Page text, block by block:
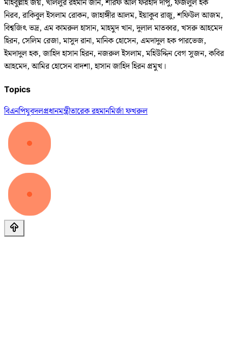
মহিবুল্লাহ জয়, খলিলুর রহমান জনি, শরিফ আল ফরহাদ দীপু, ফজলুল হক
নিরব, রাকিবুল ইসলাম রোকন, জাহাঙ্গীর আলম, ইয়াকুব রাজু, শফিউল আজম,
বিশ্বজিৎ ভদ্র, এম কামরুল হাসান, মাহমুদ খান, দুলাল মাতব্বর, খসরু আহমেদ
হিরন, সেলিম রেজা, মাসুদ রানা, মানিক হোসেন, এমদাদুল হক পারভেজ,
ইমদাদুল হক, জাহিদ হাসান হিরন, নজরুল ইসলাম, মহিউদ্দিন বেগ সুজন, কবির
আহমেদ, আমির হোসেন বাদশা, হাসান জাহিদ হিরন প্রমুখ।
Topics
বিএনপিযুবদলপ্রধানমন্ত্রীতারেক রহমানমির্জা ফখরুল